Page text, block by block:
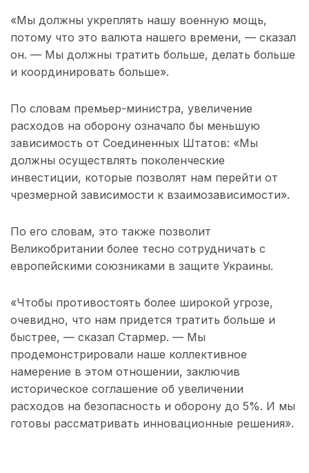
«Мы должны укреплять нашу военную мощь,
потому что это валюта нашего времени, — сказал
он. — Мы должны тратить больше, делать больше
и координировать больше».
По словам премьер-министра, увеличение
расходов на оборону означало бы меньшую
зависимость от Соединенных Штатов: «Мы
должны осуществлять поколенческие
инвестиции, которые позволят нам перейти от
чрезмерной зависимости к взаимозависимости».
По его словам, это также позволит
Великобритании более тесно сотрудничать с
европейскими союзниками в защите Украины.
«Чтобы противостоять более широкой угрозе,
очевидно, что нам придется тратить больше и
быстрее, — сказал Стармер. — Мы
продемонстрировали наше коллективное
намерение в этом отношении, заключив
историческое соглашение об увеличении
расходов на безопасность и оборону до 5%. И мы
готовы рассматривать инновационные решения».